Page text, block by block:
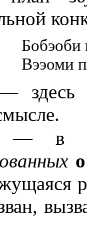
Бобэоби
Вээоми
здесь
— в
о